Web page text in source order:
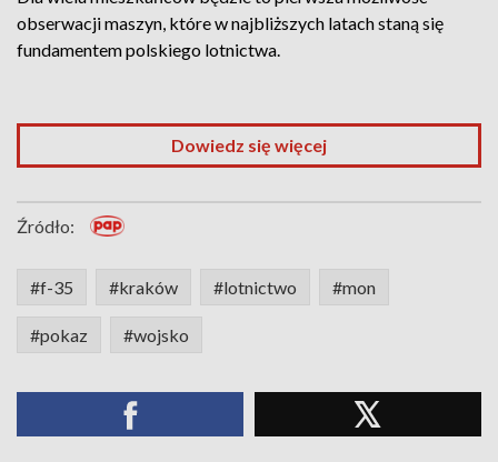
obserwacji maszyn, które w najbliższych latach staną się
fundamentem polskiego lotnictwa.
Dowiedz się więcej
Źródło:
#f-35 #kraków #lotnictwo #mon
#pokaz #wojsko